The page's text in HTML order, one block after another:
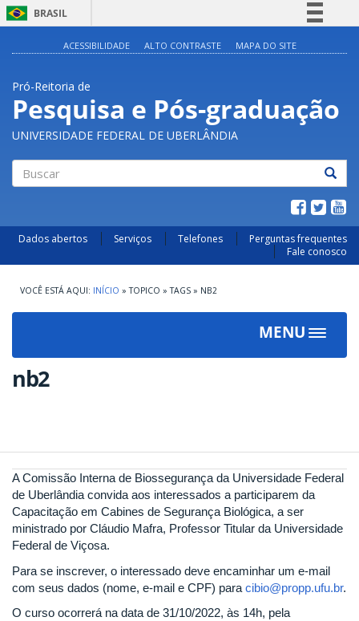
BRASIL
Acesso à informação
Legislação
Canais
ACESSIBILIDADE ALTO CONTRASTE MAPA DO SITE
Pró-Reitoria de
Pesquisa e Pós-graduação
UNIVERSIDADE FEDERAL DE UBERLÂNDIA
Dados abertos Serviços Telefones
Perguntas frequentes
Fale conosco
INÍCIO » TOPICO » TAGS » NB2
MENU
Toggle
nb2
A Comissão Interna de Biossegurança da Universidade Federal
de Uberlândia convida aos interessados a participarem da
Capacitação em Cabines de Segurança Biológica, a ser
ministrado por Cláudio Mafra, Professor Titular da Universidade
Federal de Viçosa.
Para se inscrever, o interessado deve encaminhar um e-mail
com seus dados (nome, e-mail e CPF) para cibio@propp.ufu.br.
O curso ocorrerá na data de 31/10/2022, às 14h, pela